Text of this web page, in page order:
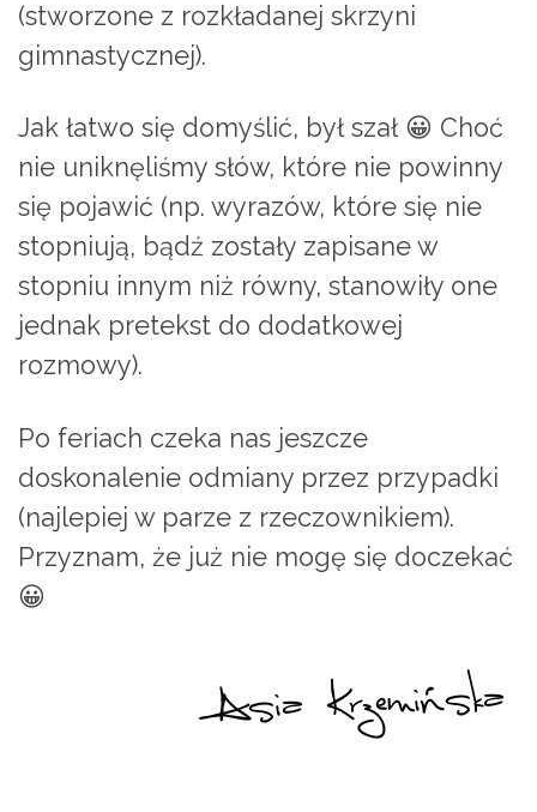
(stworzone z rozkładanej skrzyni
gimnastycznej).
Jak łatwo się domyślić, był szał 😀 Choć
nie uniknęliśmy słów, które nie powinny
się pojawić (np. wyrazów, które się nie
stopniują, bądź zostały zapisane w
stopniu innym niż równy, stanowiły one
jednak pretekst do dodatkowej
rozmowy).
Po feriach czeka nas jeszcze
doskonalenie odmiany przez przypadki
(najlepiej w parze z rzeczownikiem).
Przyznam, że już nie mogę się doczekać
😀